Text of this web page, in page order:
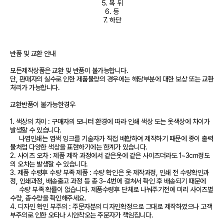
5. 목 뒤
6. 등
7. 하단
반품 및 교환 안내
모든제작상품은 교환 및 반품이 불가능합니다.
단, 판매자의 실수로 인한 제품불량의 경우에는 해당부분에 대한 보상 또는 교환
처리가 가능합니다.
교환반품이 불가능한경우
1. 색상의 차이 : 구매자의 모니터 환경에 따라 인쇄 색상 도는 옷색상에 차이가
발생할 수 있습니다.
물처럼 다양한 색상을 표현하기에는 한계가 있습니다.
2. 사이즈 오차 : 제품 제작 과정에서 같은옷에 같은 사이즈더라도 1~3cm정도
의 오차는 발생할 수 있습니다.
3. 제품 수령후 수량 부족 제품 : 수량 확인은 옷 제작과정, 인쇄 전 수량확인과
정, 인쇄과정, 배송출고 과정 등 총 3~4번에 걸쳐서 확인 후 배송되기 때문에
수량, 총수량을 확인해주세요.
4. 디자인 확인 부주의 : 주문자분의 디자인확정으로 그대로 제작하였으나 고객
부주의로 인한 오타나 시안착오는 주문자가 책임집니다.